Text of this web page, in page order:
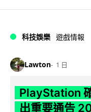
科技娛樂 遊戲情報
Lawton 1 日
PlayStation
出重要通告